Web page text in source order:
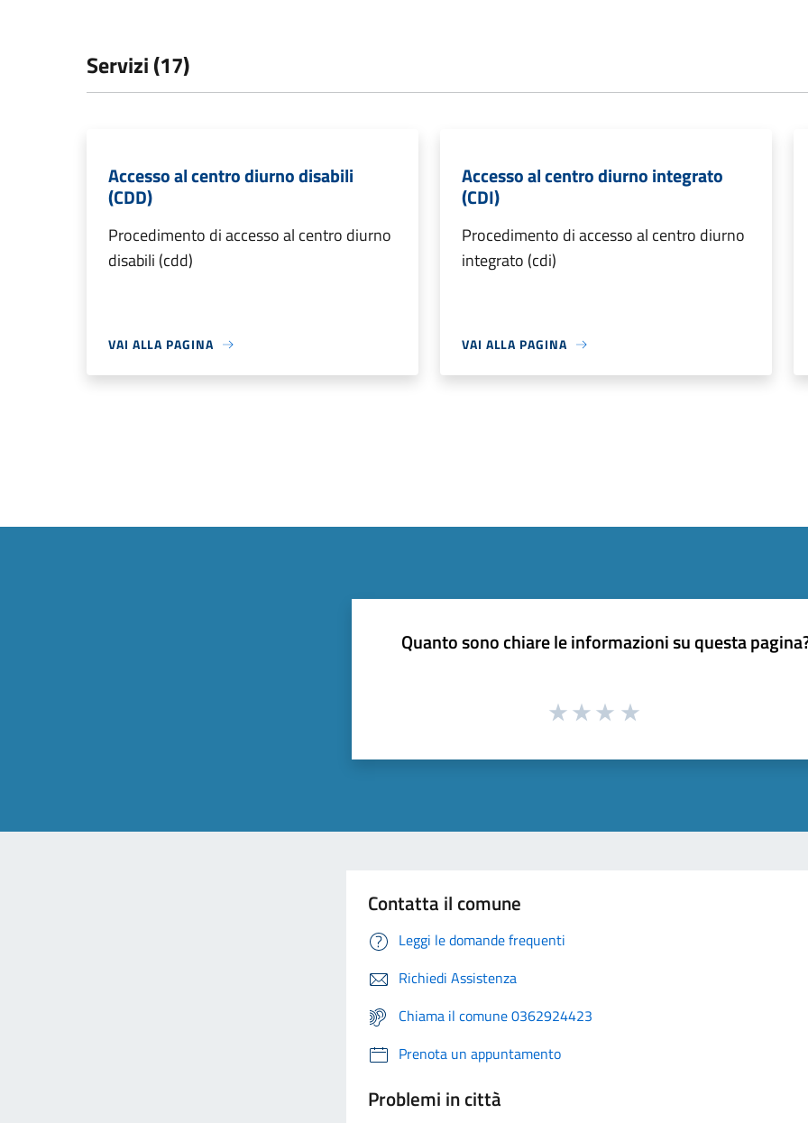
Servizi (17)
Accesso al centro diurno disabili
(CDD)
Procedimento di accesso al centro diurno
disabili (cdd)
VAI ALLA PAGINA
Accesso al centro diurno integrato
(CDI)
Procedimento di accesso al centro diurno
integrato (cdi)
VAI ALLA PAGINA
Quanto sono chiare le informazioni su questa
Contatta il comune
Leggi le domande frequenti
Richiedi Assistenza
Chiama il comune 0362924423
Prenota un appuntamento
Problemi in città